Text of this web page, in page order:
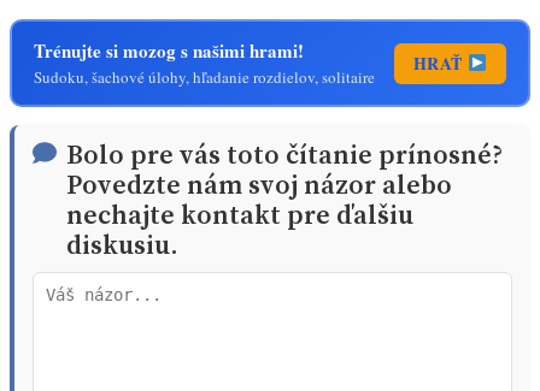
Trénujte si mozog s našimi hrami!
Sudoku, šachové úlohy, hľadanie rozdielov, solitaire
HRAŤ
Bolo pre vás toto čítanie prínosné?
Povedzte nám svoj názor alebo
nechajte kontakt pre ďalšiu
diskusiu.